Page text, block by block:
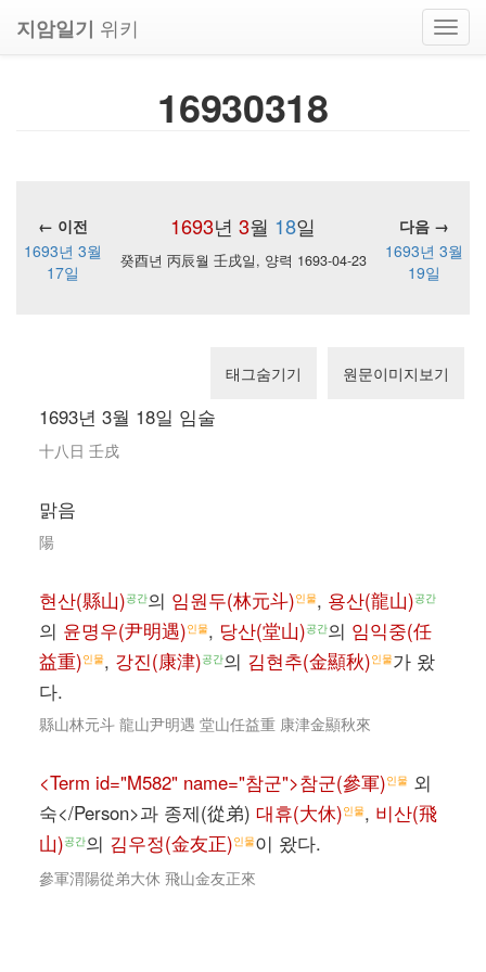
지암일기 위키
16930318
1693년 3월 18일
← 이전
다음 →
1693년 3월
17일
癸酉년 丙辰월 壬戌일, 양력 1693-04-23
1693년 3월
19일
태그숨기기 원문이미지보기
1693년 3월 18일 임술
十八日 壬戌
맑음
陽
현산(縣山)공간의 임원두(林元斗)인물, 용산(龍山)공간
의 윤명우(尹明遇)인물, 당산(堂山)공간의 임익중(任
益重)인물, 강진(康津)공간의 김현추(金顯秋)인물가 왔
다.
縣山林元斗 龍山尹明遇 堂山任益重 康津金顯秋來
<Term id="M582" name="참군">참군(參軍)인물 외
숙</Person>과 종제(從弟) 대휴(大休)인물, 비산(飛
山)공간의 김우정(金友正)인물이 왔다.
參軍渭陽從弟大休 飛山金友正來